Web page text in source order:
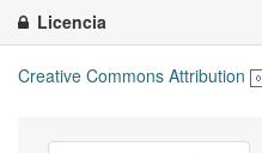
Licencia
Creative Commons Attribution